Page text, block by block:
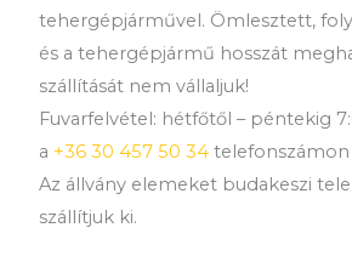
tehergépjárművel. Ömlesztett,
és a tehergépjármű hosszát
szállítását nem vállaljuk!
Fuvarfelvétel: hétfőtől – péntekig
a +36 30 457 50 34 telefonszámon
Az állvány elemeket budakeszi
szállítjuk ki.